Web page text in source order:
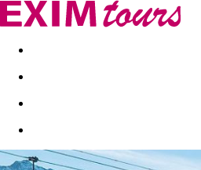
Akční nabídky Last minute